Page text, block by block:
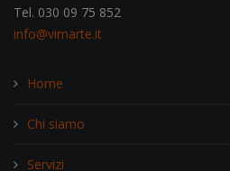
Tel. 030 09 75 852
info@vimarte.it
Home
Chi siamo
Servizi